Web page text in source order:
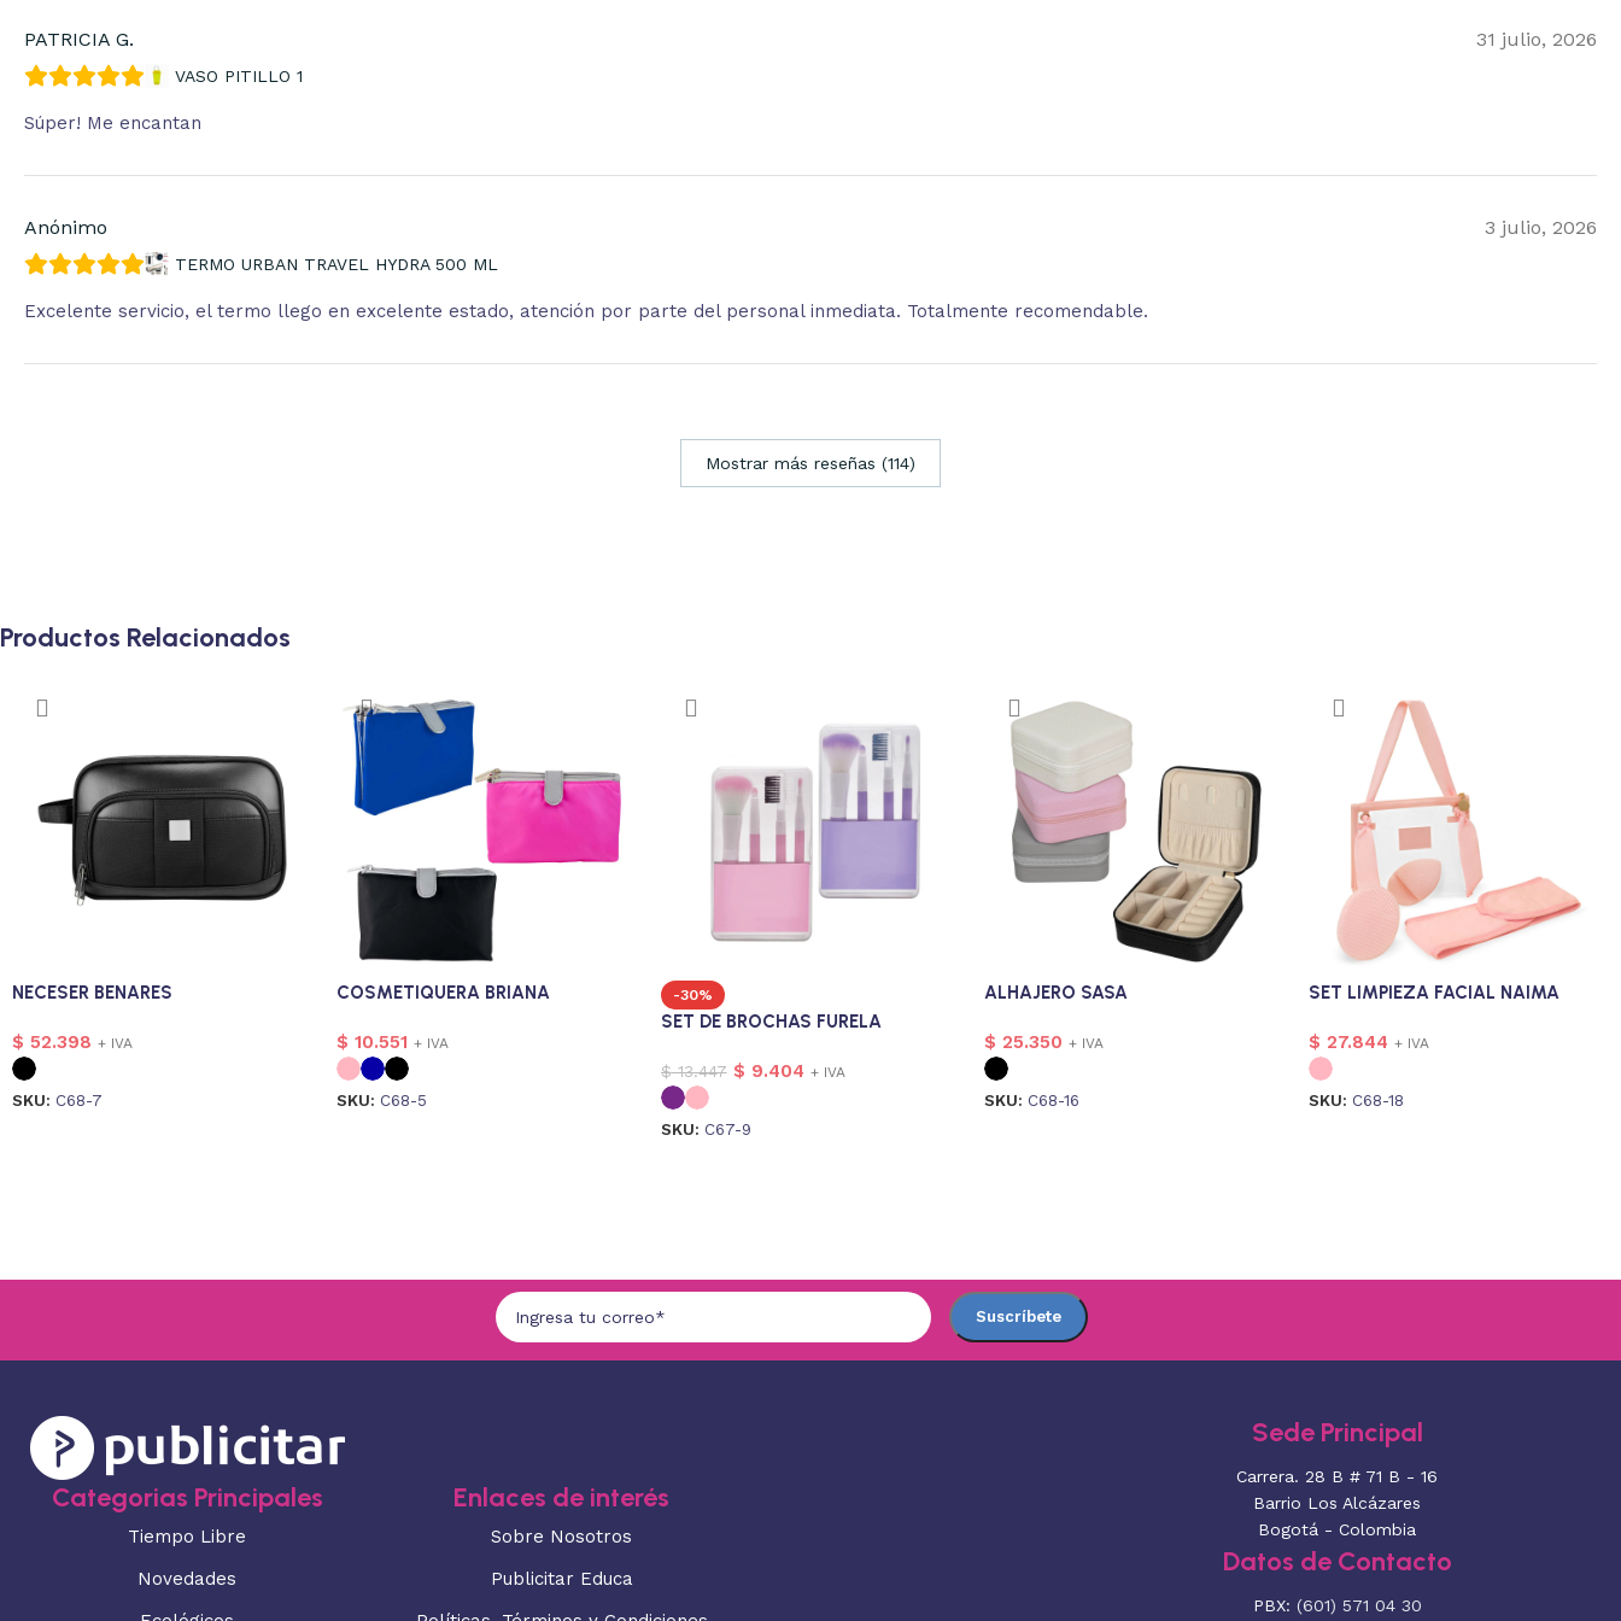
PATRICIA G. 31 julio, 2026
VASO PITILLO 1
Súper! Me encantan
Anónimo 3 julio, 2026
TERMO URBAN TRAVEL HYDRA 500 ML
Excelente servicio, el termo llego en excelente estado, atención por parte del personal inmediata. Totalmente recomendable.
Mostrar más reseñas (114)
Productos Relacionados
NECESER BENARES
$ 52.398 + IVA
SKU: C68-7
COSMETIQUERA BRIANA
$ 10.551 + IVA
SKU: C68-5
-30%
SET DE BROCHAS FURELA
$13.447 $ 9.404 + IVA
SKU: C67-9
ALHAJERO SASA
$ 25.350 + IVA
SKU: C68-16
SET LIMPIEZA FACIAL NAIMA
$ 27.844 + IVA
SKU: C68-18
Categorias Principales
Tiempo Libre
Novedades
Enlaces de interés
Sobre Nosotros
Publicitar Educa
Sede Principal
Carrera. 28 B # 71 B - 16
Barrio Los Alcázares
Bogotá - Colombia
Datos de Contacto
PBX: (601) 571 04 30